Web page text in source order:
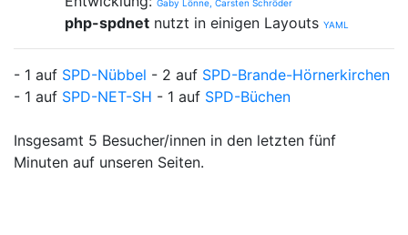
Gaby Lönne, Carsten Schröder
php-spdnet nutzt in einigen Layouts YAML
- 1 auf SPD-Nübbel - 2 auf SPD-Brande-Hörnerkirchen
- 1 auf SPD-NET-SH - 1 auf SPD-Büchen
Insgesamt 5 Besucher/innen in den letzten fünf
Minuten auf unseren Seiten.